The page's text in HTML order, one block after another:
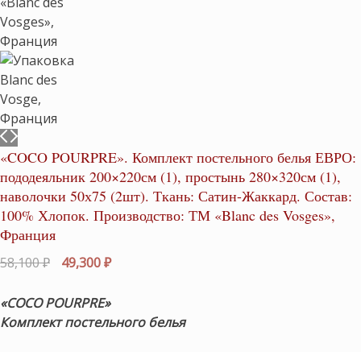
«COCO POURPRE». Комплект постельного белья ЕВРО:
пододеяльник 200×220см (1), простынь 280×320см (1),
наволочки 50х75 (2шт). Ткань: Сатин-Жаккард. Состав:
100% Хлопок. Производство: ТМ «Blanc des Vosges»,
Франция
58,100₽
Первоначальная
составляла
58,100 ₽.
49,300₽Текущая
49,300 ₽.
«COCO POURPRE»
Комплектпостельного белья